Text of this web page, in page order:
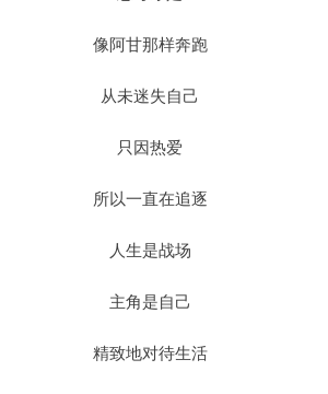
像阿甘那样奔跑
从未迷失自己
只因热爱
所以一直在追逐
人生是战场
主角是自己
精致地对待生活